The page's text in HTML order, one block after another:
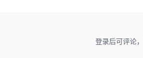
登录后可评论